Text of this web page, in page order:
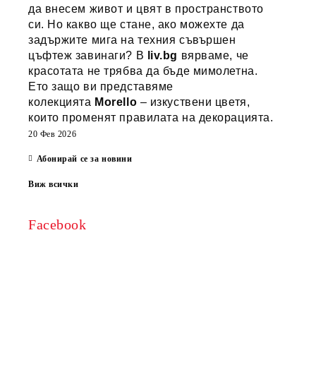
да внесем живот и цвят в пространството
си. Но какво ще стане, ако можехте да
задържите мига на техния съвършен
цъфтеж завинаги? В
liv.bg вярваме, че
красотата не трябва да бъде мимолетна.
Ето защо ви представяме
колекцията Morello – изкуствени цветя,
които променят правилата на декорацията.
20 Фев 2026
Абонирай се за новини
Виж всички
Facebook